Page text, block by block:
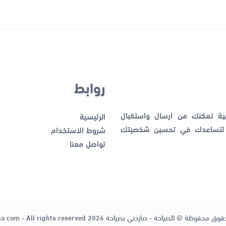
تمكنك من ارسال واستقبال
لتساعدك في تحسين شخصيتك
روابط
الرئيسية
شروط الاستخدام
تواصل معنا
محفوظة © الصراحة - صارحني بصراحة 2026 - All rights reserved